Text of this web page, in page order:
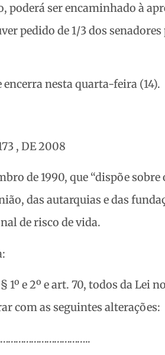
poderá ser encaminhado à
pedido de 1/3 dos
nesta quarta-feira (14).
, DE 2008
de 1990, que “dispõe
das autarquias e das
de risco de vida.
e 2º e art. 70, todos da Lei no
com as seguintes alterações: